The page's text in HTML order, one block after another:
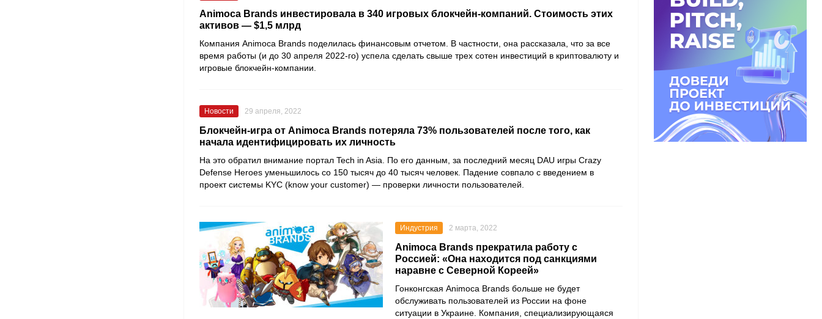
Animoca Brands инвестировала в 340 игровых блокчейн-компаний. Стоимость этих
активов — $1,5 млрд
Компания Animoca Brands поделилась финансовым отчетом. В частности, она рассказала, что за все
время работы (и до 30 апреля 2022-го) успела сделать свыше трех сотен инвестиций в криптовалюту и
игровые блокчейн-компании.
Новости 29 апреля, 2022
Блокчейн-игра от Animoca Brands потеряла 73% пользователей после того, как
начала идентифицировать их личность
На это обратил внимание портал Tech in Asia. По его данным, за последний месяц DAU игры Crazy
Defense Heroes уменьшилось со 150 тысяч до 40 тысяч человек. Падение совпало с введением в
проект системы KYC (know your customer) — проверки личности пользователей.
Индустрия 2 марта, 2022
Animoca Brands прекратила работу с
Россией: «Она находится под санкциями
наравне с Северной Кореей»
Гонконгская Animoca Brands больше не будет
обслуживать пользователей из России на фоне
ситуации в Украине. Компания, специализирующаяся